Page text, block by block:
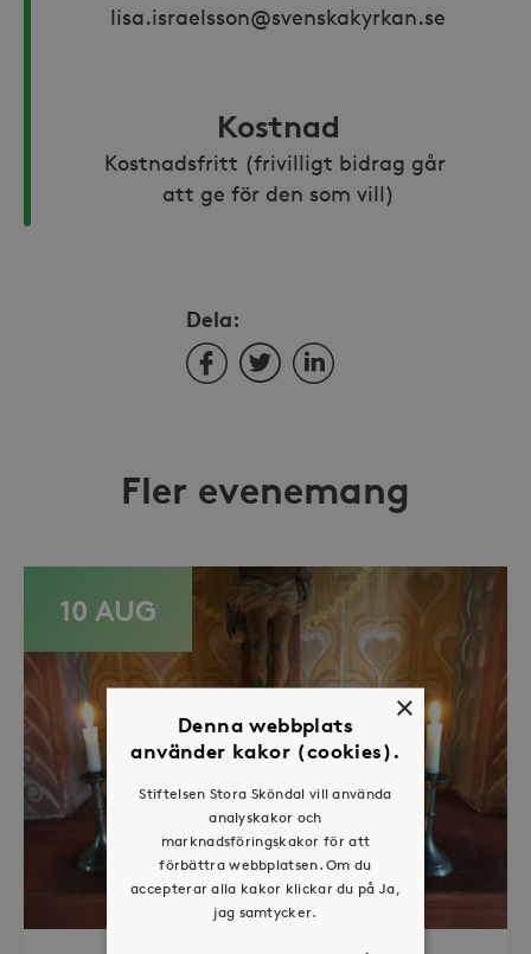
lisa.israelsson@svenskakyrkan.se
Kostnad
Kostnadsfritt (frivilligt bidrag går
att ge för den som vill)
Dela:
FacebookTwitterLinkedIn
Fler evenemang
10 AUG
×
Denna webbplats
använder kakor (cookies).
Stiftelsen Stora Sköndal vill använda
analyskakor och
marknadsföringskakor för att
förbättra webbplatsen. Om du
accepterar alla kakor klickar du på Ja,
jag samtycker.